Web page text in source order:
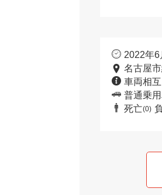
2022年
名古屋
車両相
普通乗
死亡(0)